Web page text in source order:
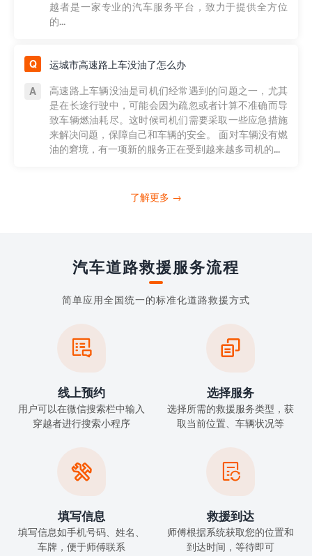
越者是一家专业的汽车服务平台，致力于提供全方位
的...
运城市高速路上车没油了怎么办
高速路上车辆没油是司机们经常遇到的问题之一，尤其
是在长途行驶中，可能会因为疏忽或者计算不准确而导
致车辆燃油耗尽。这时候司机们需要采取一些应急措施
来解决问题，保障自己和车辆的安全。 面对车辆没有燃
油的窘境，有一项新的服务正在受到越来越多司机的...
了解更多 →
汽车道路救援服务流程
简单应用全国统一的标准化道路救援方式

线上预约
用户可以在微信搜索栏中输入
穿越者进行搜索小程序

选择服务
选择所需的救援服务类型，获
取当前位置、车辆状况等

填写信息
填写信息如手机号码、姓名、
车牌，便于师傅联系

救援到达
师傅根据系统获取您的位置和
到达时间，等待即可